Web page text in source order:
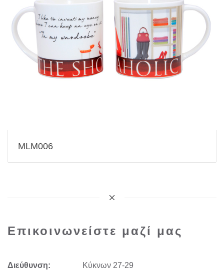
MLM006
Επικοινωνείστε μαζί μας
Διεύθυνση: Kύκνων 27-29